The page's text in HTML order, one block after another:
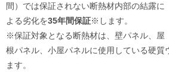
間）では保証されない断熱材内部の結露に
よる劣化を35年間保証※します。
※保証対象となる断熱材は、壁パネル、屋
根パネル、小屋パネルに使用している硬質
ます。